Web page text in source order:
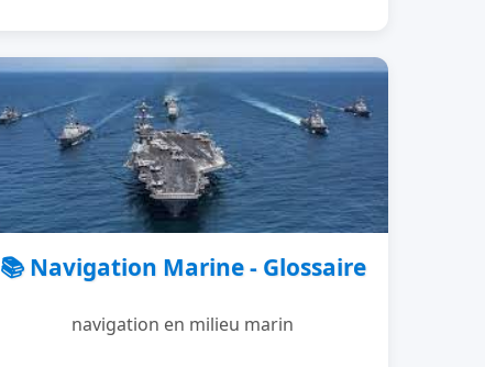
📚 Navigation Marine - Glossaire
navigation en milieu marin